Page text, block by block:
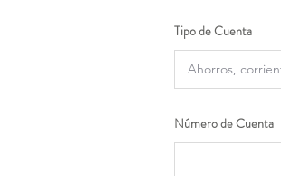
Tipo de Cuenta
Número de Cuenta